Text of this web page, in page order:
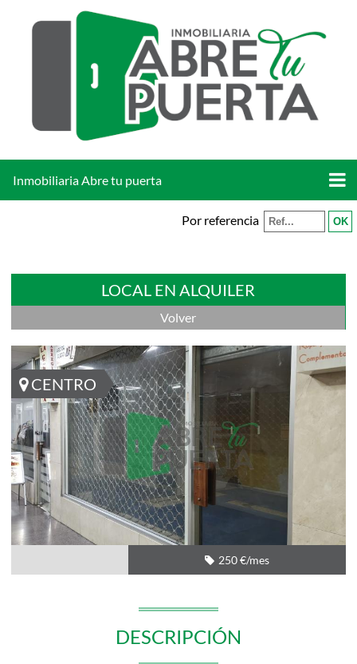
Inmobiliaria Abre tu puerta
Por referencia
LOCAL EN ALQUILER
Volver
CENTRO
250 €/mes
DESCRIPCIÓN